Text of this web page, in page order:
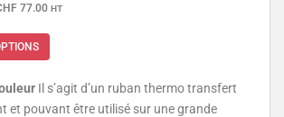
77.00 HT
Il s’agit d’un ruban thermo transfert
et pouvant être utilisé sur une grande